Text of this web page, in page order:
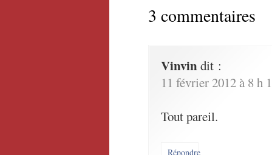
3 commentaires
Vinvindit :
11 février 2012 à 8 h
Tout pareil.
Répondre